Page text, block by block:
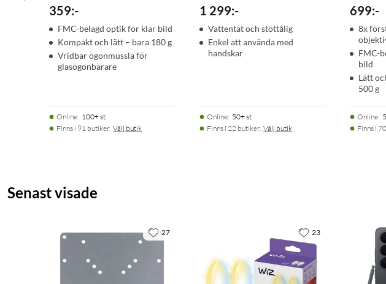
359:-
FMC-belagd optik för klar bild
Kompakt och lätt – bara 180 g
Vridbar ögonmussla för
glasögonbärare
Online: 100+ st
Finns i 91 butiker. Välj butik
1 299:-
Vattentät och stöttålig
Enkel att använda med
handskar
Online: 50+ st
Finns i 22 butiker. Välj butik
699:-
8x
FMC-
bild
Lätt
500 g
Online:
Finns i
Senast visade
27 23